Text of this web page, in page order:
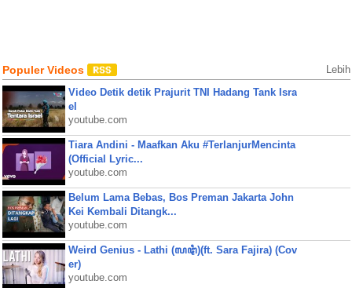
Populer Videos Lebih
Video Detik detik Prajurit TNI Hadang Tank Isra
el
youtube.com
Tiara Andini - Maafkan Aku #TerlanjurMencinta
(Official Lyric...
youtube.com
Belum Lama Bebas, Bos Preman Jakarta John
Kei Kembali Ditangk...
youtube.com
Weird Genius - Lathi (ꦭꦛꦶ)(ft. Sara Fajira) (Cov
er)
youtube.com